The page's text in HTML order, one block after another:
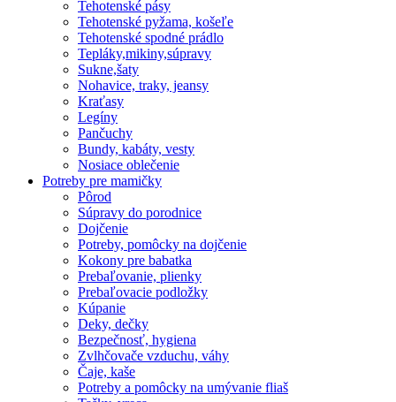
Tehotenské pásy
Tehotenské pyžama, košeľe
Tehotenské spodné prádlo
Tepláky,mikiny,súpravy
Sukne,šaty
Nohavice, traky, jeansy
Kraťasy
Legíny
Pančuchy
Bundy, kabáty, vesty
Nosiace oblečenie
Potreby pre mamičky
Pôrod
Súpravy do porodnice
Dojčenie
Potreby, pomôcky na dojčenie
Kokony pre babatka
Prebaľovanie, plienky
Prebaľovacie podložky
Kúpanie
Deky, dečky
Bezpečnosť, hygiena
Zvlhčovače vzduchu, váhy
Čaje, kaše
Potreby a pomôcky na umývanie fliaš